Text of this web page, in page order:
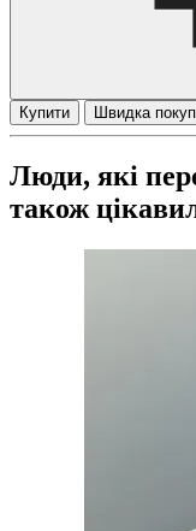
Купити Швидка
Люди, які
також